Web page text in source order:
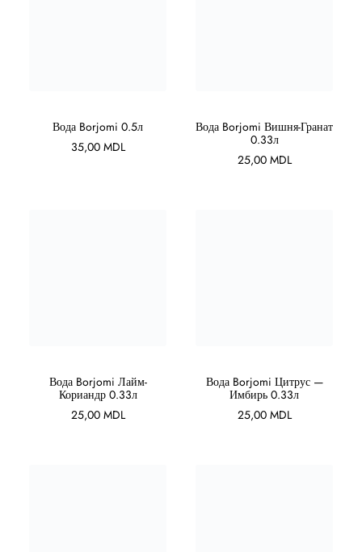
В КОРЗИНУ
Вода Borjomi 0.5л
35,00 MDL
В КОРЗИНУ
Вода Borjomi Вишня-Гранат
0.33л
25,00 MDL
В КОРЗИНУ
Вода Borjomi Лайм-
Кориандр 0.33л
25,00 MDL
В КОРЗИНУ
Вода Borjomi Цитрус —
Имбирь 0.33л
25,00 MDL